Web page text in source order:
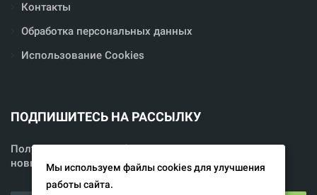
Контакты
Обработка персональных данных
Использование Cookies
ПОДПИШИТЕСЬ НА РАССЫЛКУ
Получайте свежую информацию о скидках, акциях,
новых проектах и спецпредложениях Голден Лог.
Мы используем файлы cookies для улучшения
работы сайта.